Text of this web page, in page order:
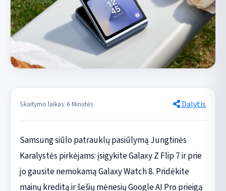
Skaitymo laikas: 6 Minutės Dalytis
Samsung siūlo patrauklų pasiūlymą Jungtinės
Karalystės pirkėjams: įsigykite Galaxy Z Flip 7 ir prie
jo gausite nemokamą Galaxy Watch 8. Pridėkite
mainų kreditą ir šešių mėnesių Google AI Pro prieigą